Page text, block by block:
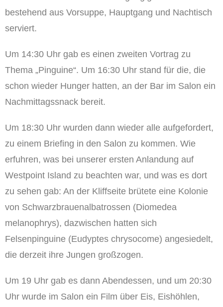
bestehend aus Vorsuppe, Hauptgang und Nachtisch
serviert.
Um 14:30 Uhr gab es einen zweiten Vortrag zu
Thema „Pinguine“. Um 16:30 Uhr stand für die, die
schon wieder Hunger hatten, an der Bar im Salon ein
Nachmittagssnack bereit.
Um 18:30 Uhr wurden dann wieder alle aufgefordert,
zu einem Briefing in den Salon zu kommen. Wie
erfuhren, was bei unserer ersten Anlandung auf
Westpoint Island zu beachten war, und was es dort
zu sehen gab: An der Kliffseite brütete eine Kolonie
von Schwarzbrauenalbatrossen (Diomedea
melanophrys), dazwischen hatten sich
Felsenpinguine (Eudyptes chrysocome) angesiedelt,
die derzeit ihre Jungen großzogen.
Um 19 Uhr gab es dann Abendessen, und um 20:30
Uhr wurde im Salon ein Film über Eis, Eishöhlen,